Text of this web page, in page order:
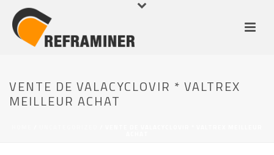
VENTE DE VALACYCLOVIR * VALTREX
MEILLEUR ACHAT